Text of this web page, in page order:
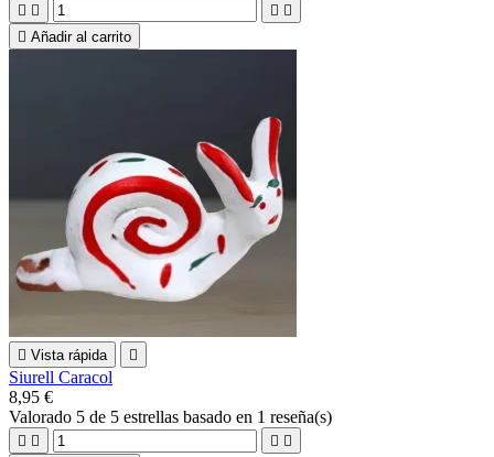
   
 Añadir al carrito
 Vista rápida 
Siurell Caracol
8,95 €
Valorado 5 de 5 estrellas basado en 1 reseña(s)
   